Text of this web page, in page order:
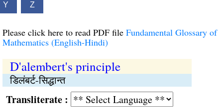
Y Z
Please click here to read PDF file Fundamental Glossary of
Mathematics (English-Hindi)
D'alembert's principle
डिलंबर्ट-सिद्धान्त
: